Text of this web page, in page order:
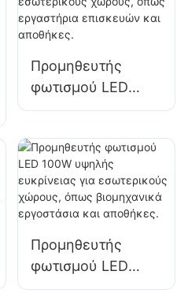
χώρων σε
εργοστάσια,
Προμηθευτής
φωτισμού LED
KML-HB50 150W
χώρους, όπως
εργαστήρια
επισκευών και
αποθήκες.
Προμηθευτής
φωτισμού LED
100W υψηλής